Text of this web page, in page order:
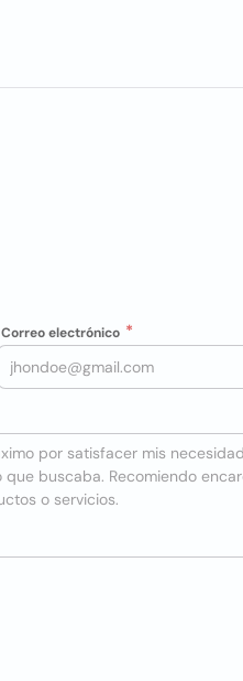
Correo electrónico